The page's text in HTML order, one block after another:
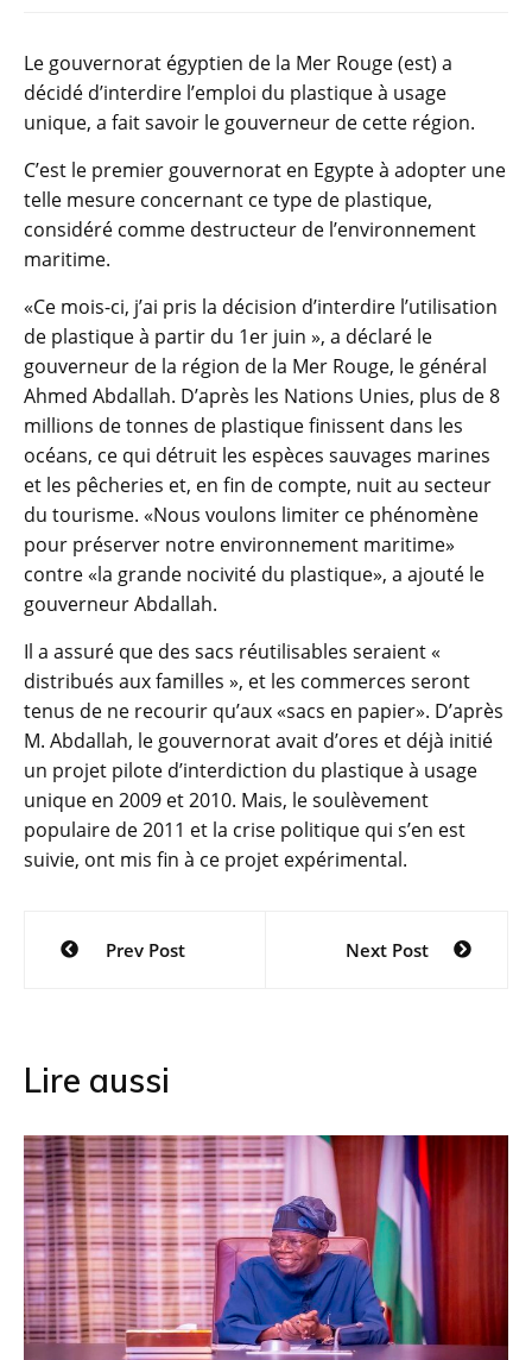
Le gouvernorat égyptien de la Mer Rouge (est) a
décidé d’interdire l’emploi du plastique à usage
unique, a fait savoir le gouverneur de cette région.
C’est le premier gouvernorat en Egypte à adopter une
telle mesure concernant ce type de plastique,
considéré comme destructeur de l’environnement
maritime.
«Ce mois-ci, j’ai pris la décision d’interdire l’utilisation
de plastique à partir du 1er juin », a déclaré le
gouverneur de la région de la Mer Rouge, le général
Ahmed Abdallah. D’après les Nations Unies, plus de 8
millions de tonnes de plastique finissent dans les
océans, ce qui détruit les espèces sauvages marines
et les pêcheries et, en fin de compte, nuit au secteur
du tourisme. «Nous voulons limiter ce phénomène
pour préserver notre environnement maritime»
contre «la grande nocivité du plastique», a ajouté le
gouverneur Abdallah.
Il a assuré que des sacs réutilisables seraient «
distribués aux familles », et les commerces seront
tenus de ne recourir qu’aux «sacs en papier». D’après
M. Abdallah, le gouvernorat avait d’ores et déjà initié
un projet pilote d’interdiction du plastique à usage
unique en 2009 et 2010. Mais, le soulèvement
populaire de 2011 et la crise politique qui s’en est
suivie, ont mis fin à ce projet expérimental.
Navigation
Prev Post Next Post
Lire aussi